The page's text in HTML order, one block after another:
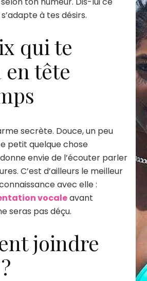
à tes désirs.
qui te
tête
secrète. Douce, un peu
petit quelque chose
envie de l’écouter parler
C’est d’ailleurs le meilleur
avec elle :
vocaleavant
seras pas déçu.
joindre